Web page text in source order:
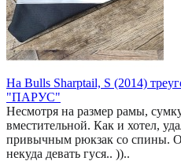
На Bulls Sharptail, S (2014)
"ПАРУС"
Несмотря на размер рамы,
вместительной. Как и хотел,
привычным рюкзак со спины.
некуда девать гуся.. ))..